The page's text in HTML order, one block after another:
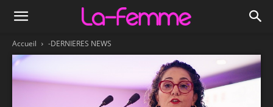
Accueil -DERNIERES NEWS